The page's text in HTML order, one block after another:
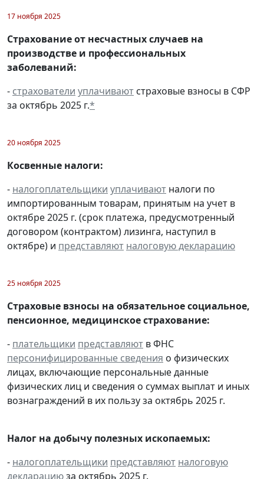
17 ноября 2025
Страхование от несчастных случаев на
производстве и профессиональных
заболеваний:
- страхователи уплачивают страховые взносы в СФР
за октябрь 2025 г.*
20 ноября 2025
Косвенные налоги:
- налогоплательщики уплачивают налоги по
импортированным товарам, принятым на учет в
октябре 2025 г. (срок платежа, предусмотренный
договором (контрактом) лизинга, наступил в
октябре) и представляют налоговую декларацию
25 ноября 2025
Страховые взносы на обязательное социальное,
пенсионное, медицинское страхование:
- плательщики представляют в ФНС
персонифицированные сведения о физических
лицах, включающие персональные данные
физических лиц и сведения о суммах выплат и иных
вознаграждений в их пользу за октябрь 2025 г.
Налог на добычу полезных ископаемых:
- налогоплательщики представляют налоговую
декларациюза октябрь 2025 г.